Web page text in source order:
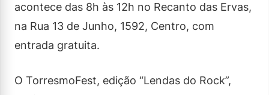
acontece das 8h às 12h no Recanto das Ervas,
na Rua 13 de Junho, 1592, Centro, com
entrada gratuita.
O TorresmoFest, edição “Lendas do Rock”,